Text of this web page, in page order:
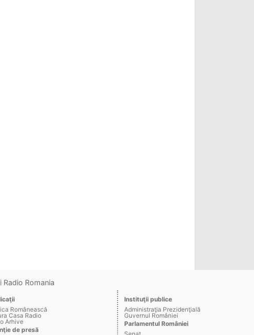
Radio Romania
Românească
Casa Radio
Arhive
de presă
Instituţii publice
Administraţia Prezidenţială
Guvernul României
Parlamentul României